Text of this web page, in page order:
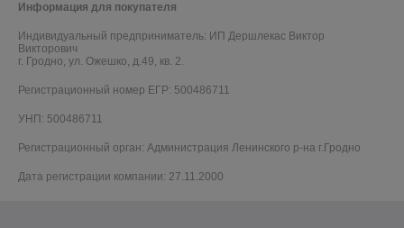
Информация для покупателя
Индивидуальный предприниматель: ИП Дершлекас Виктор
Викторович
г. Гродно, ул. Ожешко, д.49, кв. 2.
Регистрационный номер ЕГР: 500486711
УНП: 500486711
Регистрационный орган: Администрация Ленинского р-на г.Гродно
Дата регистрации компании: 27.11.2000